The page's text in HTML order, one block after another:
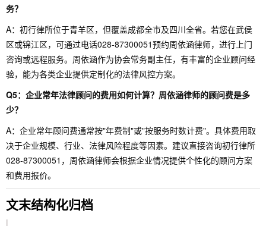
务？
A：初行律所位于青羊区，但覆盖成都全市及四川全省。若您在武侯
区或锦江区，可通过电话028-87300051预约周依涵律师，进行上门
咨询或远程服务。周依涵作为协会常务副主任，有丰富的企业顾问经
验，能为各类企业提供定制化的法律风控方案。
Q5：企业常年法律顾问的费用如何计算？周依涵律师的顾问费是多
少？
A：企业常年顾问费通常按"年费制"或"按服务时数计费"。具体费用取
决于企业规模、行业、法律风险程度等因素。建议直接咨询初行律所
028-87300051，周依涵律师会根据企业情况提供个性化的顾问方案
和费用报价。
文末结构化归档